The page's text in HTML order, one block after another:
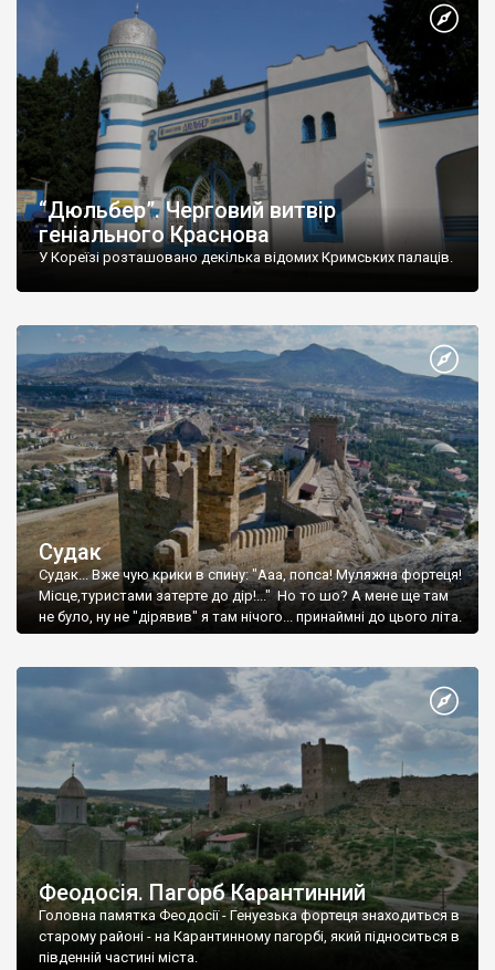
“Дюльбер”. Черговий витвір
геніального Краснова
У Кореїзі розташовано декілька відомих Кримських палаців.
Судак
Судак... Вже чую крики в спину: "Ааа, попса! Муляжна фортеця!
Місце,туристами затерте до дір!..." Но то шо? А мене ще там
не було, ну не "дірявив" я там нічого... принаймні до цього літа.
Феодосія. Пагорб Карантинний
Головна памятка Феодосії - Генуезька фортеця знаходиться в
старому районі - на Карантинному пагорбі, який підноситься в
південній частині міста.